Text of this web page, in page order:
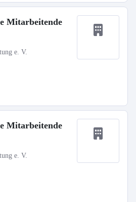
Mitarbeitende
e. V.
Mitarbeitende
e. V.